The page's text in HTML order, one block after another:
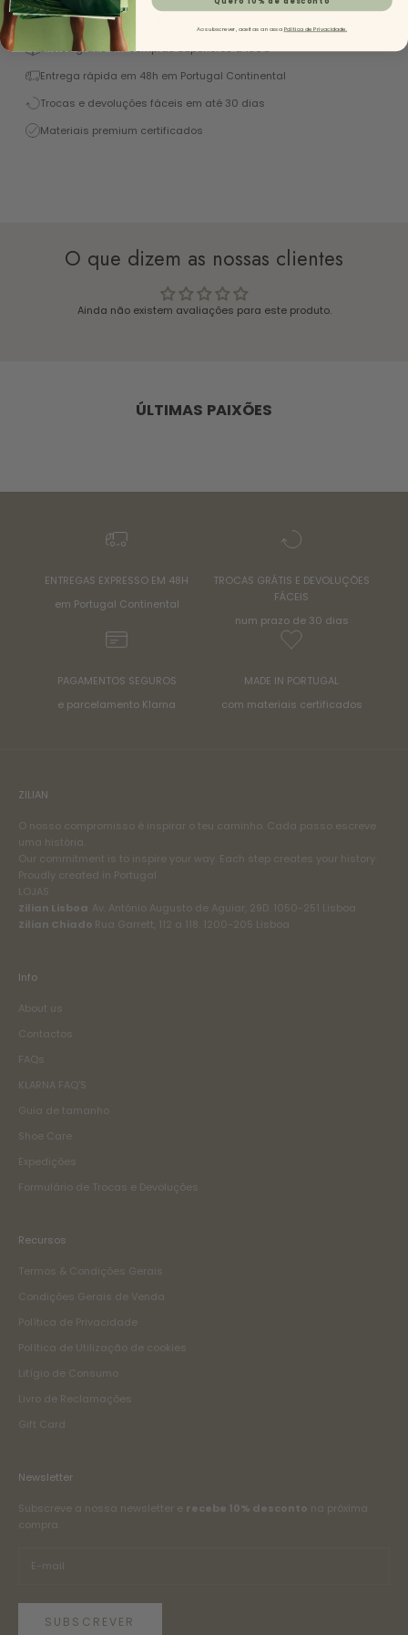
Excelente 4,9/5 (+1450 Reviews)
Envios grátis em compras superiores a 130€
Entrega rápida em 48h em Portugal Continental
Trocas e devoluções fáceis em até 30 dias
Materiais premium certificados
O que dizem as nossas clientes
Ainda não existem avaliações para este produto.
ÚLTIMAS PAIXÕES
ENTREGAS EXPRESSO EM 48H
em Portugal Continental
TROCAS GRÁTIS E DEVOLUÇÕES
FÁCEIS
num prazo de 30 dias
PAGAMENTOS SEGUROS
e parcelamento Klarna
MADE IN PORTUGAL
com materiais certificados
ZILIAN
O nosso compromisso é inspirar o teu caminho. Cada passo escreve
uma história.
Our commitment is to inspire your way. Each step creates your history.
Proudly created in Portugal
LOJAS
Zilian Lisboa Av. António Augusto de Aguiar, 29D. 1050-251 Lisboa
Zilian Chiado Rua Garrett, 112 a 118. 1200-205 Lisboa
Info
About us
Contactos
FAQs
KLARNA FAQ'S
Guia de tamanho
Shoe Care
Expedições
Formulário de Trocas e Devoluções
Recursos
Termos & Condições Gerais
Condições Gerais de Venda
Política de Privacidade
Política de Utilização de cookies
Litígio de Consumo
Livro de Reclamações
Gift Card
Newsletter
Subscreve a nossa newsletter e recebe 10% desconto na próxima
compra.
SUBSCREVER
Ao subscrever, aceitas a nossa Política de Privacidade.